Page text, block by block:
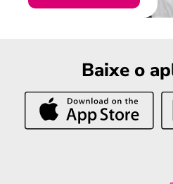
Baixe o